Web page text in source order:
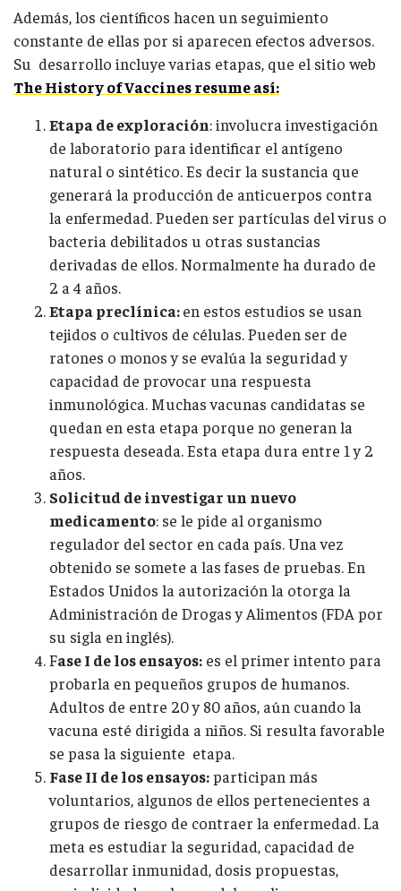
Además, los científicos hacen un seguimiento
constante de ellas por si aparecen efectos adversos.
Su desarrollo incluye varias etapas, que el sitio web
The History of Vaccines resume así:
Etapa de exploración: involucra investigación
de laboratorio para identificar el antígeno
natural o sintético. Es decir la sustancia que
generará la producción de anticuerpos contra
la enfermedad. Pueden ser partículas del virus o
bacteria debilitados u otras sustancias
derivadas de ellos. Normalmente ha durado de
2 a 4 años.
Etapa preclínica:en estos estudios se usan
tejidos o cultivos de células. Pueden ser de
ratones o monos y se evalúa la seguridad y
capacidad de provocar una respuesta
inmunológica. Muchas vacunas candidatas se
quedan en esta etapa porque no generan la
respuesta deseada. Esta etapa dura entre 1 y 2
años.
Solicitud de investigar un nuevo
medicamento: se le pide al organismo
regulador del sector en cada país. Una vez
obtenido se somete a las fases de pruebas. En
Estados Unidos la autorización la otorga la
Administración de Drogas y Alimentos (FDA por
su sigla en inglés).
Fase I de los ensayos: es el primer intento para
probarla en pequeños grupos de humanos.
Adultos de entre 20 y 80 años, aún cuando la
vacuna esté dirigida a niños. Si resulta favorable
se pasa la siguiente etapa.
Fase II de los ensayos:participan más
voluntarios, algunos de ellos pertenecientes a
grupos de riesgo de contraer la enfermedad. La
meta es estudiar la seguridad, capacidad de
desarrollar inmunidad, dosis propuestas,